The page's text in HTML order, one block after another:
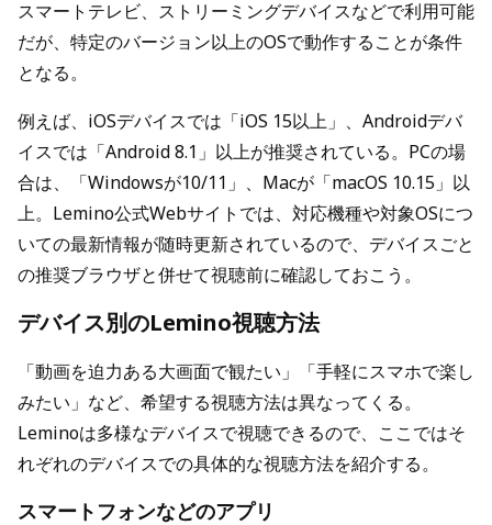
スマートテレビ、ストリーミングデバイスなどで利用可能
だが、特定のバージョン以上のOSで動作することが条件
となる。
例えば、iOSデバイスでは「iOS 15以上」、Androidデバ
イスでは「Android 8.1」以上が推奨されている。PCの場
合は、「Windowsが10/11」、Macが「macOS 10.15」以
上。Lemino公式Webサイトでは、対応機種や対象OSにつ
いての最新情報が随時更新されているので、デバイスごと
の推奨ブラウザと併せて視聴前に確認しておこう。
デバイス別のLemino視聴方法
「動画を迫力ある大画面で観たい」「手軽にスマホで楽し
みたい」など、希望する視聴方法は異なってくる。
Leminoは多様なデバイスで視聴できるので、ここではそ
れぞれのデバイスでの具体的な視聴方法を紹介する。
スマートフォンなどのアプリ